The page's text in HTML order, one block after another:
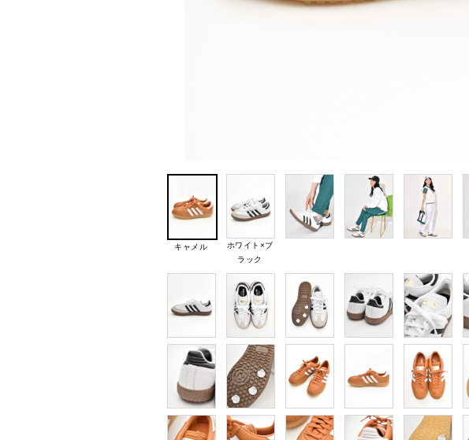
キャメル
ホワイト×ブ
ラック